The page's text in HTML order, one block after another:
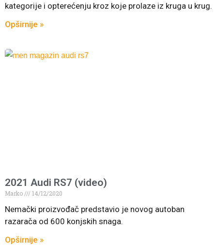
kategorije i opterećenju kroz koje prolaze iz kruga u krug.
Opširnije »
2021 Audi RS7 (video)
Marko 14/12/2020
Nemački proizvođač predstavio je novog autoban
razarača od 600 konjskih snaga.
Opširnije »